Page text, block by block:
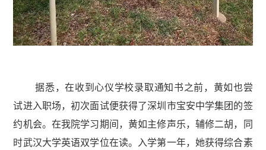
据悉，在收到心仪学校录取通知书之前，黄如也尝
试进入职场，初次面试便获得了深圳市宝安中学集团的签
约机会。在我院学习期间，黄如主修声乐，辅修二胡，同
时武汉大学英语双学位在读。入学第一年，她获得综合素